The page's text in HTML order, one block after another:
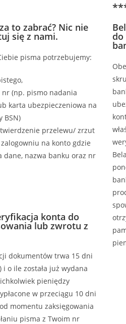
to zabrać? Nic nie
się z nami.
pisma potrzebujemy:
(np. pismo nadania
karta ubezpieczeniowa na
BSN)
przelewu/ zrzut
na konto gdzie
dane, nazwa banku oraz nr
konta do
lub zwrotu z
dokumentów trwa 15 dni
o ile została już wydana
pieniędzy
w przeciągu 10 dni
momentu zaksięgowania
pisma z Twoim nr